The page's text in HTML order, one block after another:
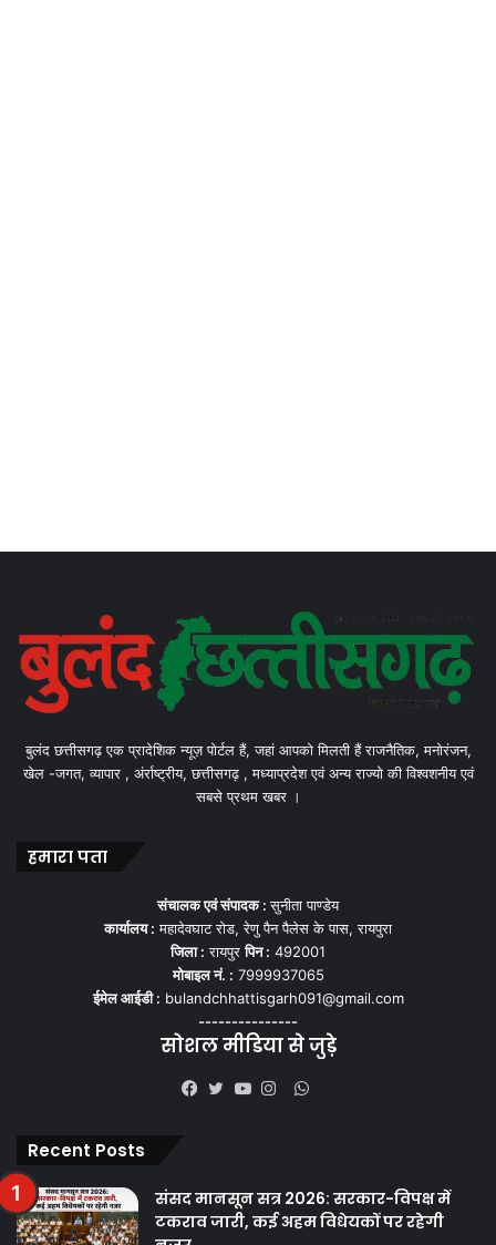
बुलंद छत्तीसगढ़ एक प्रादेशिक न्यूज़ पोर्टल हैं, जहां आपको मिलती हैं राजनैतिक, मनोरंजन,
खेल -जगत, व्यापार , अंर्राष्ट्रीय, छत्तीसगढ़ , मध्याप्रदेश एवं अन्य राज्यो की विश्वशनीय एवं
सबसे प्रथम खबर ।
हमारा पता
संचालक एवं संपादक :सुनीता पाण्डेय
कार्यालय : महादेवघाट रोड, रेणु पैन पैलेस के पास, रायपुरा
जिला : रायपुरपिन : 492001
मोबाइल नं. : 7999937065
ईमेल आईडी : bulandchhattisgarh091@gmail.com
---------------
सोशल मीडिया से जुड़े
WhatsApp
Recent Posts
संसद मानसून सत्र 2026: सरकार-विपक्ष में
टकराव जारी, कई अहम विधेयकों पर रहेगी